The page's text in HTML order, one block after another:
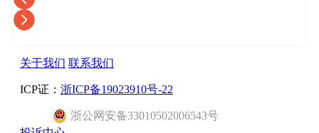
关于我们 联系我们
ICP证： 浙ICP备19023910号-22
浙公网安备33010502006543号